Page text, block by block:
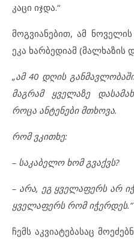
კაცი იჯდა.“
მოგვიანებით, ამ
ეკა ხარბედიამ (მალხაზის
„ამ 40 დღის
მაგრამ ყველაზე
როცა ანტენები მთხოვა.
რომ ვკითხე:
– საკაბელო ხომ გვაქვს?
– არა, ეგ ყველაფერს არ
ყველაფერს რომ იჭერდეს.“
ჩემს აკვიატებასაც